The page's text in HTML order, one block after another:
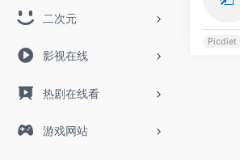
二次元
影视在线
热剧在线看
游戏网站
Picdiet